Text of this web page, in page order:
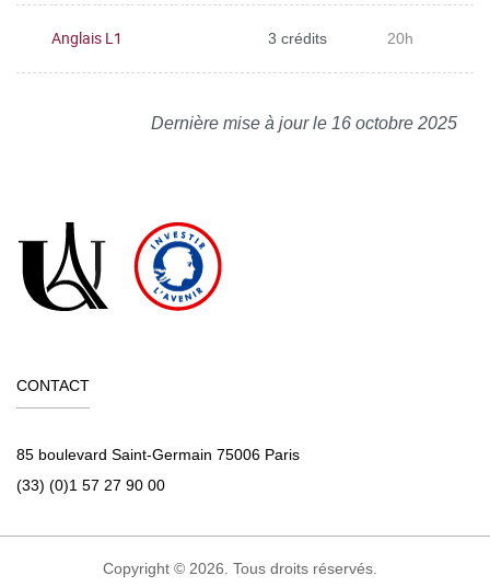
Anglais L1 3 crédits 20h
Dernière mise à jour le 16 octobre 2025
CONTACT
85 boulevard Saint-Germain 75006 Paris
(33) (0)1 57 27 90 00
Copyright © 2026. Tous droits réservés.